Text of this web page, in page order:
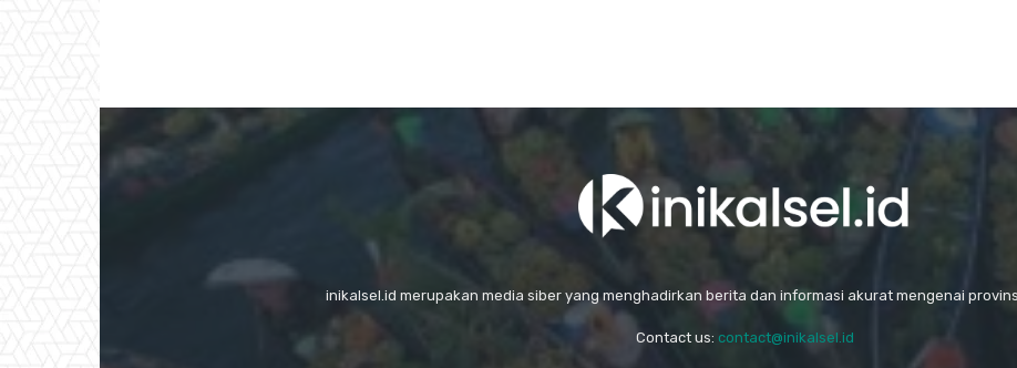
inikalsel.id merupakan media siber yang menghadirkan berita dan informasi akurat mengenai
Contact us: contact@inikalsel.id